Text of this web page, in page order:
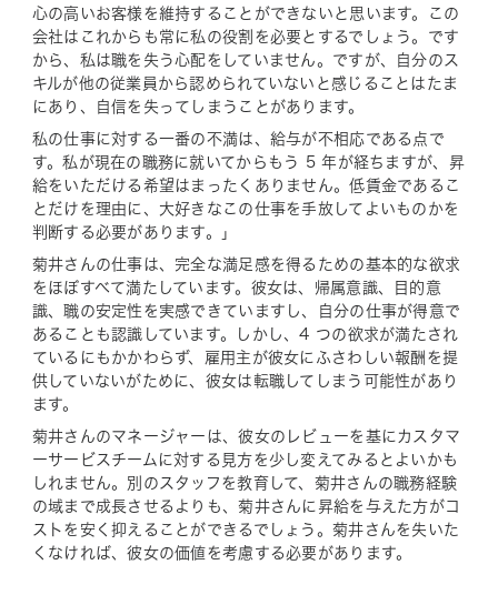
心の高いお客様を維持することができないと思います。この
会社はこれからも常に私の役割を必要とするでしょう。です
から、私は職を失う心配をしていません。ですが、自分のス
キルが他の従業員から認められていないと感じることはたま
にあり、自信を失ってしまうことがあります。
私の仕事に対する一番の不満は、給与が不相応である点で
す。私が現在の職務に就いてからもう 5 年が経ちますが、昇
給をいただける希望はまったくありません。低賃金であるこ
とだけを理由に、大好きなこの仕事を手放してよいものかを
判断する必要があります。」
菊井さんの仕事は、完全な満足感を得るための基本的な欲求
をほぼすべて満たしています。彼女は、帰属意識、目的意
識、職の安定性を実感できていますし、自分の仕事が得意で
あることも認識しています。しかし、4 つの欲求が満たされ
ているにもかかわらず、雇用主が彼女にふさわしい報酬を提
供していないがために、彼女は転職してしまう可能性があり
ます。
菊井さんのマネージャーは、彼女のレビューを基にカスタマ
ーサービスチームに対する見方を少し変えてみるとよいかも
しれません。別のスタッフを教育して、菊井さんの職務経験
の域まで成長させるよりも、菊井さんに昇給を与えた方がコ
ストを安く抑えることができるでしょう。菊井さんを失いた
くなければ、彼女の価値を考慮する必要があります。